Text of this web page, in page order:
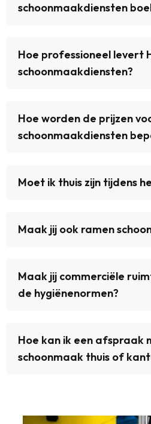
schoonmaakdiensten
Hoe professioneel levert
schoonmaakdiensten?
Hoe worden de prijzen
schoonmaakdiensten
Moet ik thuis zijn tijdens
Maak jij ook ramen
Maak jij commerciële
de hygiënenormen?
Hoe kan ik een afspraak
schoonmaak thuis of